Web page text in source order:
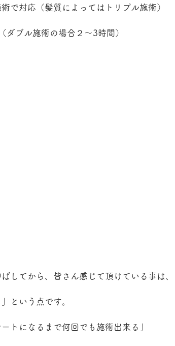
で対応（髪質によってはトリプル施術）
ダブル施術の場合２～3時間）
してから、皆さん感じて頂けている事は、
という点です。
トになるまで何回でも施術出来る」